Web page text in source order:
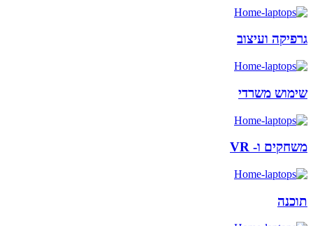
גרפיקה ועיצוב
שימוש משרדי
משחקים ו- VR
תוכנה